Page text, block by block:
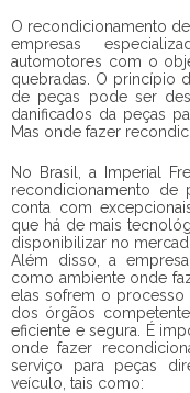
O recondicionamento
empresas
automotores com o
quebradas. O princípio
de peças pode ser
danificados da peças
Mas onde fazer
No Brasil, a Imperial
recondicionamento de
conta com
que há de mais
disponibilizar no
Além disso, a
como ambiente onde
elas sofrem o processo
dos órgãos
eficiente e segura. É
onde fazer
serviço para peças
veículo, tais como: